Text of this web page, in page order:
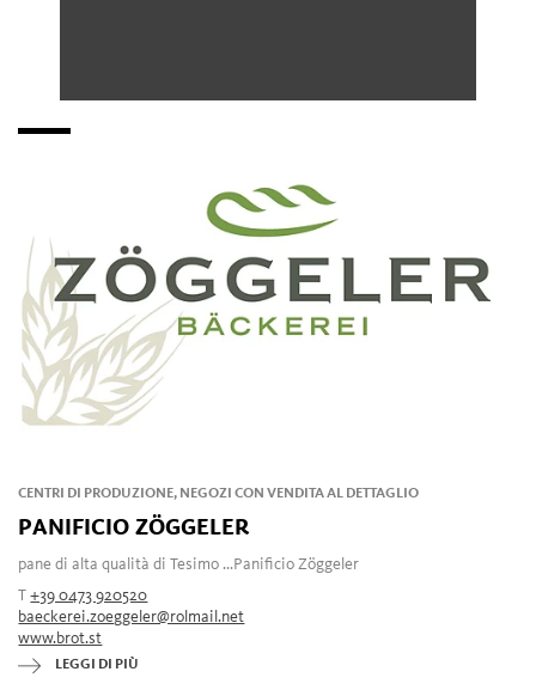
CENTRI DI PRODUZIONE, NEGOZI CON VENDITA AL DETTAGLIO
PANIFICIO ZÖGGELER
pane di alta qualità di Tesimo ...Panificio Zöggeler
T+39 0473 920520
baeckerei.zoeggeler@rolmail.net
www.brot.st
LEGGI DI PIÙ